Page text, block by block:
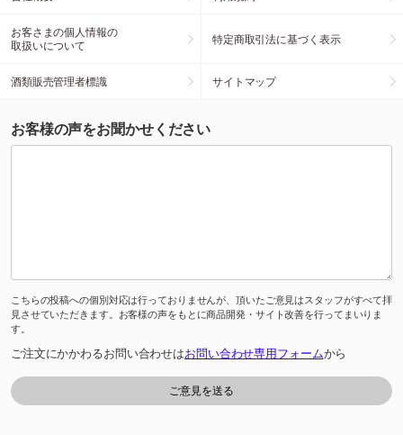
お客さまの個人情報の
取扱いについて
特定商取引法に基づく表示
酒類販売管理者標識 サイトマップ
お客様の声をお聞かせください
こちらの投稿への個別対応は行っておりませんが、頂いたご意見はスタッフがすべて拝
見させていただきます。お客様の声をもとに商品開発・サイト改善を行ってまいりま
す。
ご注文にかかわるお問い合わせはお問い合わせ専用フォームから